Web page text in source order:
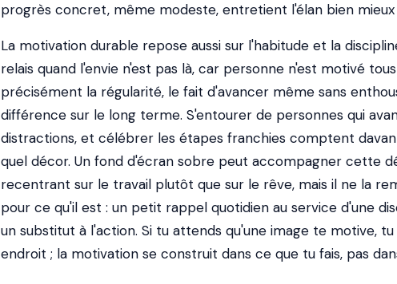
progrès concret, même modeste, entretient l'élan bien mieux
La motivation durable repose aussi sur l'habitude et la
relais quand l'envie n'est pas là, car personne n'est motivé
précisément la régularité, le fait d'avancer même sans
différence sur le long terme. S'entourer de personnes qui
distractions, et célébrer les étapes franchies comptent
quel décor. Un fond d'écran sobre peut accompagner cette
recentrant sur le travail plutôt que sur le rêve, mais il ne la
pour ce qu'il est : un petit rappel quotidien au service d'une
un substitut à l'action. Si tu attends qu'une image te motive,
endroit ; la motivation se construit dans ce que tu fais, pas